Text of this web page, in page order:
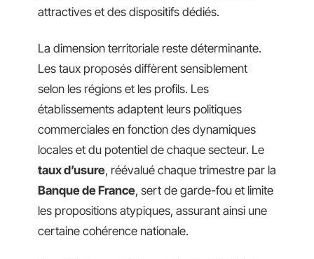
attractives et des dispositifs dédiés.
La dimension territoriale reste déterminante.
Les taux proposés diffèrent sensiblement
selon les régions et les profils. Les
établissements adaptent leurs politiques
commerciales en fonction des dynamiques
locales et du potentiel de chaque secteur. Le
taux d’usure, réévalué chaque trimestre par la
Banque de France, sert de garde-fou et limite
les propositions atypiques, assurant ainsi une
certaine cohérence nationale.